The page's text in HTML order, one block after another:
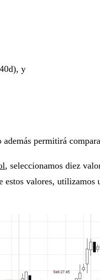
y
permitirá
, seleccionamos diez
valores, utilizamos